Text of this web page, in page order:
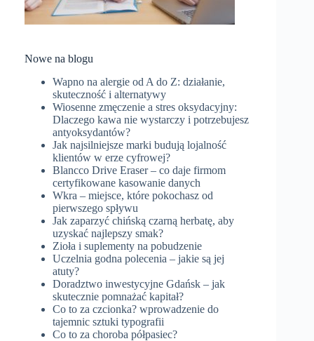
Nowe na blogu
Wapno na alergie od A do Z: działanie,
skuteczność i alternatywy
Wiosenne zmęczenie a stres oksydacyjny:
Dlaczego kawa nie wystarczy i potrzebujesz
antyoksydantów?
Jak najsilniejsze marki budują lojalność
klientów w erze cyfrowej?
Blancco Drive Eraser – co daje firmom
certyfikowane kasowanie danych
Wkra – miejsce, które pokochasz od
pierwszego spływu
Jak zaparzyć chińską czarną herbatę, aby
uzyskać najlepszy smak?
Zioła i suplementy na pobudzenie
Uczelnia godna polecenia – jakie są jej
atuty?
Doradztwo inwestycyjne Gdańsk – jak
skutecznie pomnażać kapitał?
Co to za czcionka? wprowadzenie do
tajemnic sztuki typografii
Co to za choroba półpasiec?